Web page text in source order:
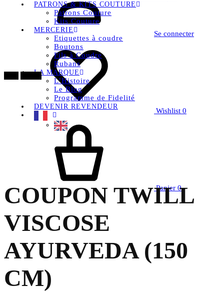
Se connecter
Wishlist 0
Panier 0
PATRONS & KITS COUTURE
Patrons Couture
Kits Couture
MERCERIE
Etiquettes à coudre
Boutons
Fils à Coudre
Rubans
LA MARQUE
L’Histoire
Le Blog
Programme de Fidelité
DEVENIR REVENDEUR
COUPON TWILL
VISCOSE
AYURVEDA (150
CM)